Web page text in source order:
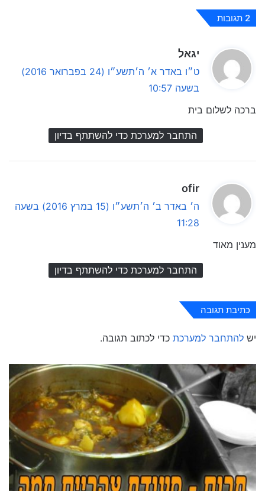
2 תגובות
יגאל
ג
י
ט״ו באדר א׳ ה׳תשע״ו (24 בפברואר 2016)
בשעה 10:57
ברכה לשלום בית
התחבר למערכת כדי להשתתף בדיון
ofir
ג
י
ה׳ באדר ב׳ ה׳תשע״ו (15 במרץ 2016) בשעה
11:28
מענין מאוד
התחבר למערכת כדי להשתתף בדיון
כתיבת תגובה
יש להתחבר למערכת כדי לכתוב תגובה.